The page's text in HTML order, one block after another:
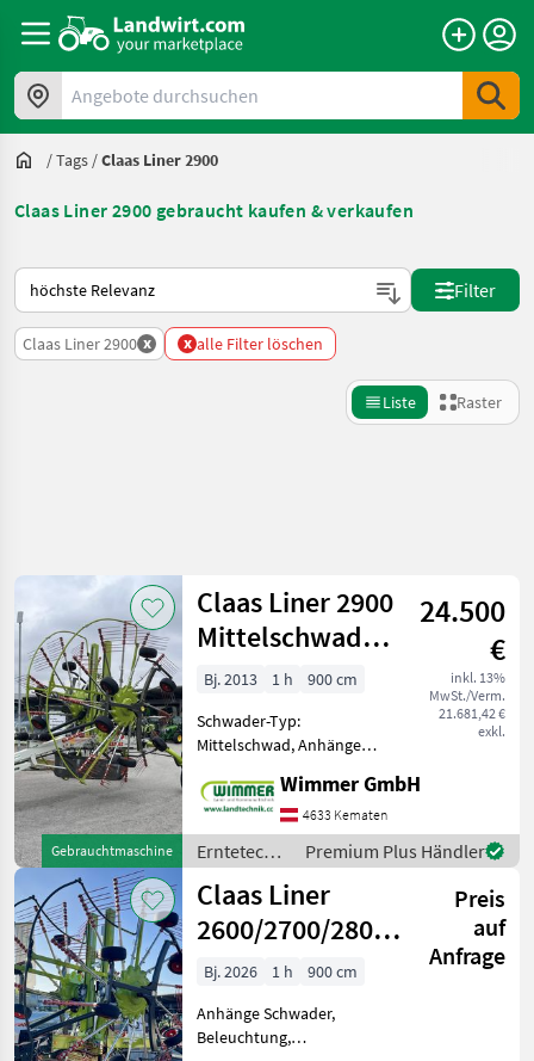
Angebote durchsuchen
/Tags /Claas Liner 2900
Claas Liner 2900 gebraucht kaufen & verkaufen
So wird auf Landwirt.com sortiert
Filter
Claas Liner 2900 x x alle Filter löschen
Liste Raster
Kategorie 2 Land Filter
AKTUELLER
PFAD
Claas
Liner
2900
KATEGORIE
WÄHLEN
Landtechnik
11
MARKTPLATZ
Marktplatz Händlerangebote
Zurücksetzen
11
Ergebnisse
anzeigen
Gebrauchtmaschine
Claas Liner 2900
Mittelschwader -
Gebrauchter
Schwader
24.500
€
inkl. 13%
MwSt./Verm.
21.681,42 €
exkl.
Bj. 2013 1 h
900 cm
Schwader-Typ:
Mittelschwad, Anhänge
8, 2-9m Arbeitsbreite, 6-Rad
Fahrwerk, Neuwertiger
Zustand ✅
Außergewöhnlich gut
erhaltener Claas LINER 2
Wimmer GmbH
4633 Kematen
Erntetechnik
Grünland /
Claas
Premium Plus Händler
Claas Liner
2600/2700/2800/2900/3100
Mittelschwader
Preis
auf
Anfrage
Bj. 2026 1 h
900 cm
Anhänge Schwader,
Beleuchtung,